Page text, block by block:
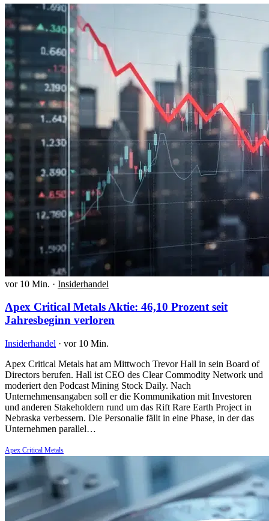
vor 10 Min. · Insiderhandel
Apex Critical Metals Aktie: 46,10 Prozent seit
Jahresbeginn verloren
Insiderhandel · vor 10 Min.
Apex Critical Metals hat am Mittwoch Trevor Hall in sein Board of
Directors berufen. Hall ist CEO des Clear Commodity Network und
moderiert den Podcast Mining Stock Daily. Nach
Unternehmensangaben soll er die Kommunikation mit Investoren
und anderen Stakeholdern rund um das Rift Rare Earth Project in
Nebraska verbessern. Die Personalie fällt in eine Phase, in der das
Unternehmen parallel…
Apex Critical Metals